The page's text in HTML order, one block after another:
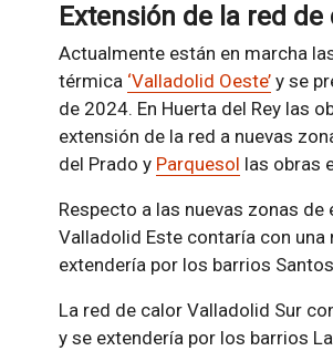
Extensión de la red
Actualmente están en marcha
térmica ‘Valladolid Oeste’y se
de 2024. En Huerta del Rey las
extensión de la red a nuevas
del Prado y Parquesol las obras
Respecto a las nuevas zonas
Valladolid Este contaría con una
extendería por los barrios
La red de calor Valladolid Sur
y se extendería por los barrios